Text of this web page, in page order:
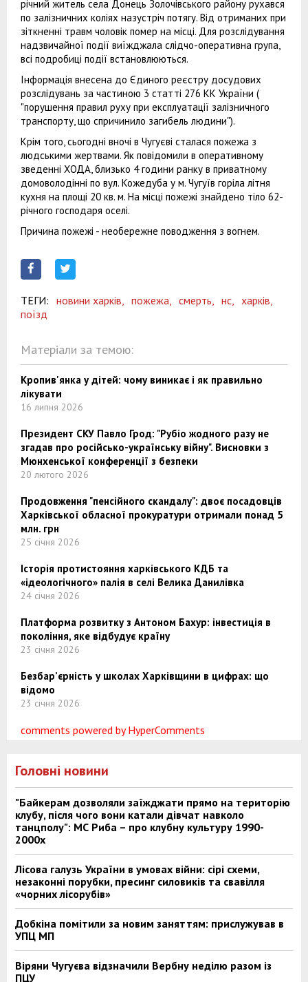
річний житель села Донець Золочівського району рухався
по залізничних коліях назустріч потягу. Від отриманих при
зіткненні травм чоловік помер на місці. Для розслідування
надзвичайної події виїжджала слідчо-оперативна група,
всі подробиці події встановлюються.
Інформація внесена до Єдиного реєстру досудових
розслідувань за частиною 3 статті 276 КК України (
"порушення правил руху при експлуатації залізничного
транспорту, що спричинило загибель людини").
Крім того, сьогодні вночі в Чугуєві сталася пожежа з
людськими жертвами. Як повідомили в оперативному
зведенні ХОДА, близько 4 години ранку в приватному
домоволодінні по вул. Кожедуба у м. Чугуїв горіла літня
кухня на площі 20 кв. м. На місці пожежі знайдено тіло 62-
річного господаря оселі.
Причина пожежі - необережне поводження з вогнем.
ТЕГИ: новини харків, пожежа, смерть, нс,
харків,
поїзд
Матеріали за темою:
Кропив'янка у дітей: чому виникає і як правильно
лікувати
16 липня 2026
Президент СКУ Павло Грод: "Рубіо жодного разу не
згадав про російсько-українську війну". Висновки з
Мюнхенської конференції з безпеки
20 лютого 2026
Продовження "пенсійного скандалу": двоє посадовців
Харківської обласної прокуратури отримали понад 5
млн. грн
25 січня 2026
Історія протистояння харківського КДБ та
«ідеологічного» палія в селі Велика Данилівка
24 січня 2026
Платформа розвитку з Антоном Бахур: інвестиція в
покоління, яке відбудує країну
23 січня 2026
Безбар’єрність у школах Харківщини в цифрах: що
відомо
23 січня 2026
comments powered by HyperComments
Головні новини
"Байкерам дозволяли заїжджати прямо на територію
клубу, після чого вони катали дівчат навколо
танцполу": МС Риба – про клубну культуру 1990-
2000х
Лісова галузь України в умовах війни: сірі схеми,
незаконні порубки, пресинг силовиків та свавілля
«чорних лісорубів»
Добкіна помітили за новим заняттям: прислужував в
УПЦ МП
Віряни Чугуєва відзначили Вербну неділю разом із
ПЦУ